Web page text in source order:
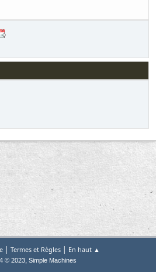
| Termes et Règles| En haut ▲
© 2023, Simple Machines